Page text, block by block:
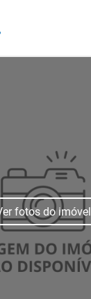
fotos do imóvel